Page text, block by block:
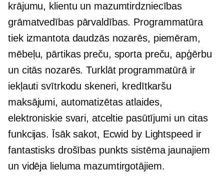
krājumu, klientu un mazumtirdzniecības
grāmatvedības pārvaldības. Programmatūra
tiek izmantota daudzās nozarēs, piemēram,
mēbeļu, pārtikas preču, sporta preču, apģērbu
un citās nozarēs. Turklāt programmatūrā ir
iekļauti svītrkodu skeneri, kredītkaršu
maksājumi, automatizētas atlaides,
elektroniskie svari, atceltie pasūtījumi un citas
funkcijas. Īsāk sakot, Ecwid by Lightspeed ir
fantastisks drošības punkts sistēma jaunajiem
un vidēja lieluma mazumtirgotājiem.